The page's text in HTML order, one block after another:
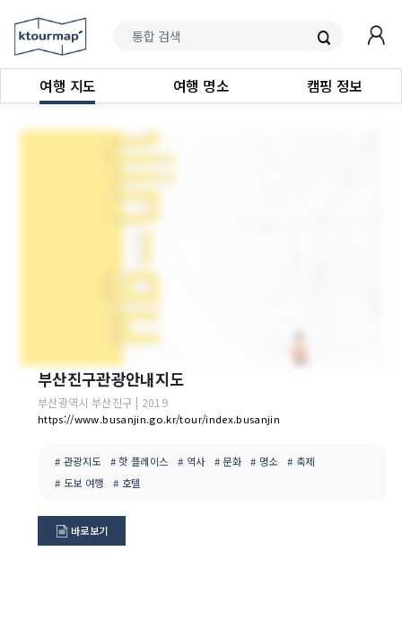
여행 지도 여행 명소 캠핑 정보
부산진구관광안내지도
부산광역시 부산진구 | 2019
https://www.busanjin.go.kr/tour/index.busanjin
# 관광지도 # 핫 플레이스 # 역사 # 문화 # 명소
# 축제
# 도보 여행
# 호텔
바로보기